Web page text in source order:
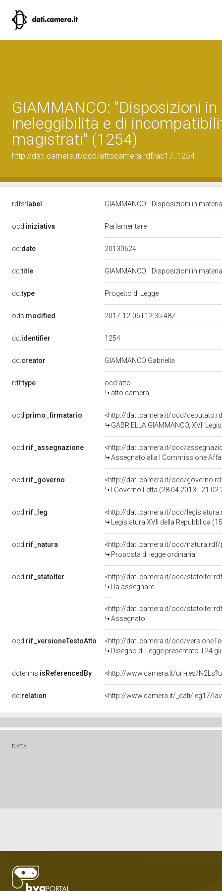
GIAMMANCO: "Disposizioni
ineleggibilità e di
magistrati" (1254)
http://dati.camera.it/ocd/attocamera.rdf/ac17_1254
rdfs: label GIAMMANCO: "Disposizioni in
ocd:iniziativa Parlamentare
dc:date 20130624
dc:title GIAMMANCO: "Disposizioni in
dc:type Progetto di Legge
ods:modified 2017-12-06T12:35:48Z
dc:identifier 1254
dc:creator GIAMMANCO Gabriella
rdf:type
ocd:atto
atto camera
ocd:primo_firmatario
<http://dati.camera.it/ocd/
GABRIELLA GIAMMANCO, XVII
ocd:rif_assegnazione
<http://dati.camera.it/ocd/
Assegnato alla I Commissione
ocd:rif_governo
<http://dati.camera.it/ocd/
I Governo Letta (28.04.2013 -
ocd:rif_leg
<http://dati.camera.it/ocd/
Legislatura XVII della Repubblica
ocd:rif_natura
<http://dati.camera.it/ocd/natura.rdf/
Proposta di legge ordinaria
ocd:rif_statoIter
<http://dati.camera.it/ocd/
Da assegnare
<http://dati.camera.it/ocd/
Assegnato
ocd:rif_versioneTestoAtto
<http://dati.camera.it/ocd/
Disegno di Legge presentato il 24
dcterms:isReferencedBy <http://www.camera.it/uri-res/
dc:relation <http://www.camera.it/_dati/leg17/
DATA